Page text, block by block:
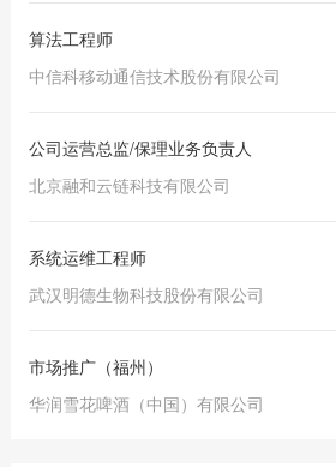
算法工程师
中信科移动通信技术股份有限公司
公司运营总监/保理业务负责人
北京融和云链科技有限公司
系统运维工程师
武汉明德生物科技股份有限公司
市场推广（福州）
华润雪花啤酒（中国）有限公司